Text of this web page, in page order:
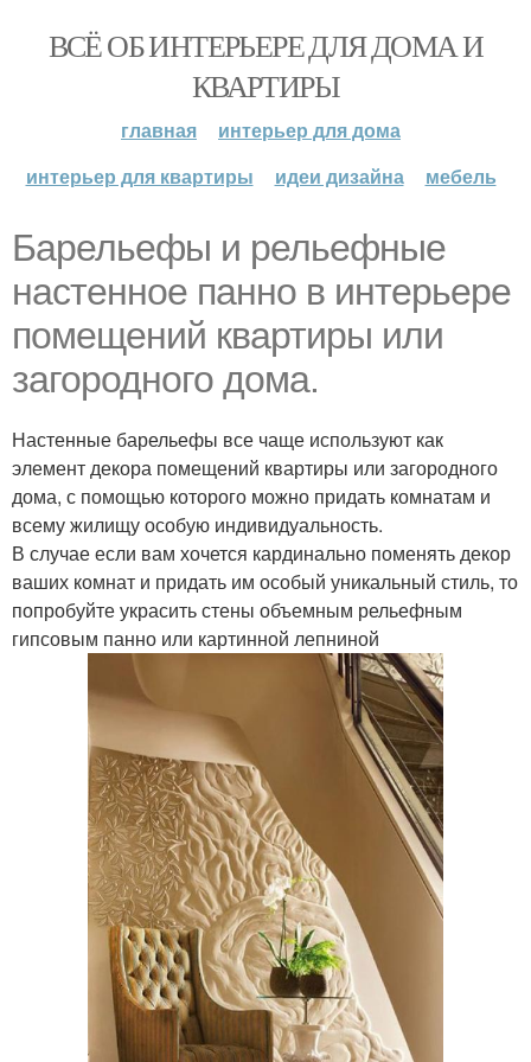
ВСЁ ОБ ИНТЕРЬЕРЕ ДЛЯ ДОМА И
КВАРТИРЫ
главная
интерьер для дома
интерьер для квартиры
идеи дизайна мебель
Барельефы и рельефные
настенное панно в интерьере
помещений квартиры или
загородного дома.
Настенные барельефы все чаще используют как
элемент декора помещений квартиры или загородного
дома, с помощью которого можно придать комнатам и
всему жилищу особую индивидуальность.
В случае если вам хочется кардинально поменять декор
ваших комнат и придать им особый уникальный стиль, то
попробуйте украсить стены объемным рельефным
гипсовым панно или картинной лепниной